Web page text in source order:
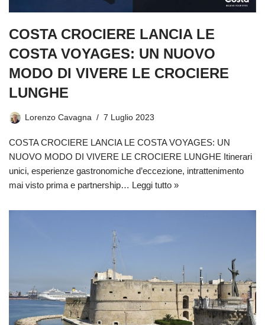
COSTA CROCIERE LANCIA LE
COSTA VOYAGES: UN NUOVO
MODO DI VIVERE LE CROCIERE
LUNGHE
Lorenzo Cavagna 7 Luglio 2023
COSTA CROCIERE LANCIA LE COSTA VOYAGES: UN
NUOVO MODO DI VIVERE LE CROCIERE LUNGHE Itinerari
unici, esperienze gastronomiche d’eccezione, intrattenimento
mai visto prima e partnership… Leggi tutto »